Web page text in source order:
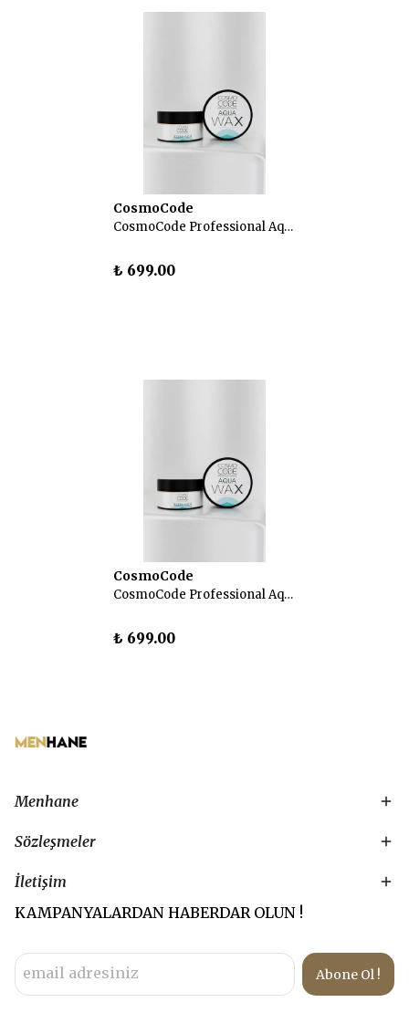
CosmoCode
CosmoCode Professional Aqua Wax – Saç Şekillendirici Wax 100 ml
₺ 699.00
CosmoCode
CosmoCode Professional Aqua Wax – Saç Şekillendirici Wax 100 ml
₺ 699.00
Menhane
Sözleşmeler
İletişim
KAMPANYALARDAN HABERDAR OLUN !
Abone Ol !